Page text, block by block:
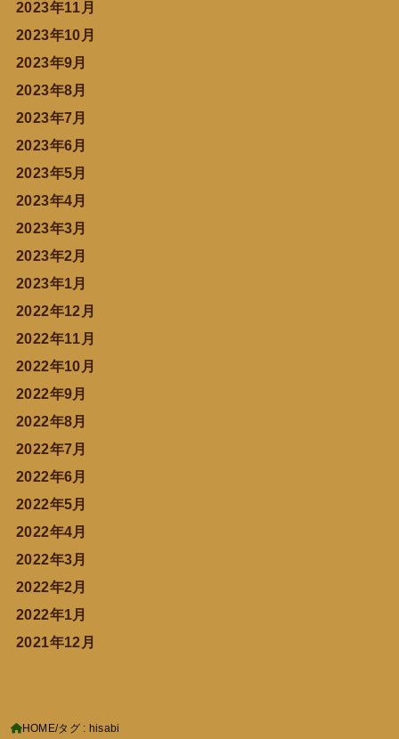
2023年11月
2023年10月
2023年9月
2023年8月
2023年7月
2023年6月
2023年5月
2023年4月
2023年3月
2023年2月
2023年1月
2022年12月
2022年11月
2022年10月
2022年9月
2022年8月
2022年7月
2022年6月
2022年5月
2022年4月
2022年3月
2022年2月
2022年1月
2021年12月
HOME タグ : hisabi